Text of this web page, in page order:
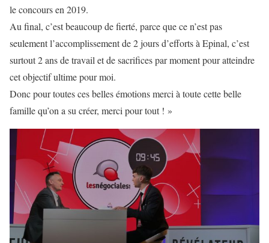
le concours en 2019.
Au final, c’est beaucoup de fierté, parce que ce n’est pas
seulement l’accomplissement de 2 jours d’efforts à Epinal, c’est
surtout 2 ans de travail et de sacrifices par moment pour atteindre
cet objectif ultime pour moi.
Donc pour toutes ces belles émotions merci à toute cette belle
famille qu’on a su créer, merci pour tout ! »